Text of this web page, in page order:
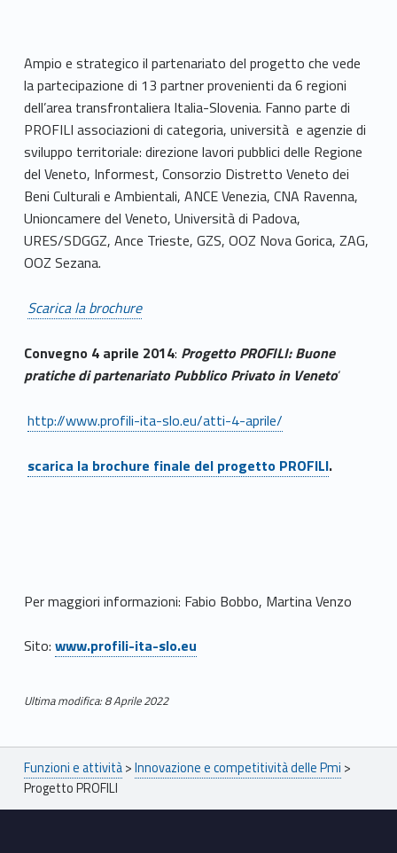
Ampio e strategico il partenariato del progetto che vede
la partecipazione di 13 partner provenienti da 6 regioni
dell’area transfrontaliera Italia-Slovenia. Fanno parte di
PROFILI associazioni di categoria, università e agenzie di
sviluppo territoriale: direzione lavori pubblici delle Regione
del Veneto, Informest, Consorzio Distretto Veneto dei
Beni Culturali e Ambientali, ANCE Venezia, CNA Ravenna,
Unioncamere del Veneto, Università di Padova,
URES/SDGGZ, Ance Trieste, GZS, OOZ Nova Gorica, ZAG,
OOZ Sezana.
Scarica la brochure
Convegno 4 aprile 2014: Progetto PROFILI: Buone
pratiche di partenariato Pubblico Privato in Veneto‘
http://www.profili-ita-slo.eu/atti-4-aprile/
scarica la brochure finale del progetto PROFILI.
Per maggiori informazioni: Fabio Bobbo, Martina Venzo
Sito: www.profili-ita-slo.eu
Ultima modifica: 8 Aprile 2022
Skip back to main navigation
Breadcrumbs navigation
Funzioni e attività>Innovazione e competitività delle Pmi >
Progetto PROFILI